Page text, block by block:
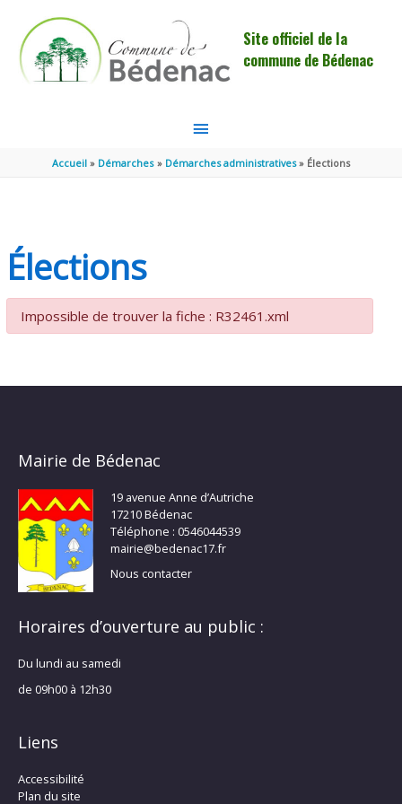
Site officiel de la
commune de Bédenac
MENU
PRINCIPAL
Accueil Démarches Démarches administratives Élections
Élections
Impossible de trouver la fiche : R32461.xml
Mairie de Bédenac
19 avenue Anne d’Autriche
17210 Bédenac
Téléphone : 0546044539
mairie@bedenac17.fr
Nous contacter
Horaires d’ouverture au public :
Du lundi au samedi
de 09h00 à 12h30
Liens
Accessibilité
Plan du site